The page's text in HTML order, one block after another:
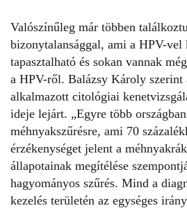
Valószínűleg már többen
bizonytalansággal, ami a HPV-vel
tapasztalható és sokan vannak
a HPV-ről. Balázsy Károly szerint
alkalmazott citológiai
ideje lejárt. „Egyre több
méhnyakszűrésre, ami 70
érzékenységet jelent a
állapotainak megítélése
hagyományos szűrés. Mind a
kezelés területén az egységes